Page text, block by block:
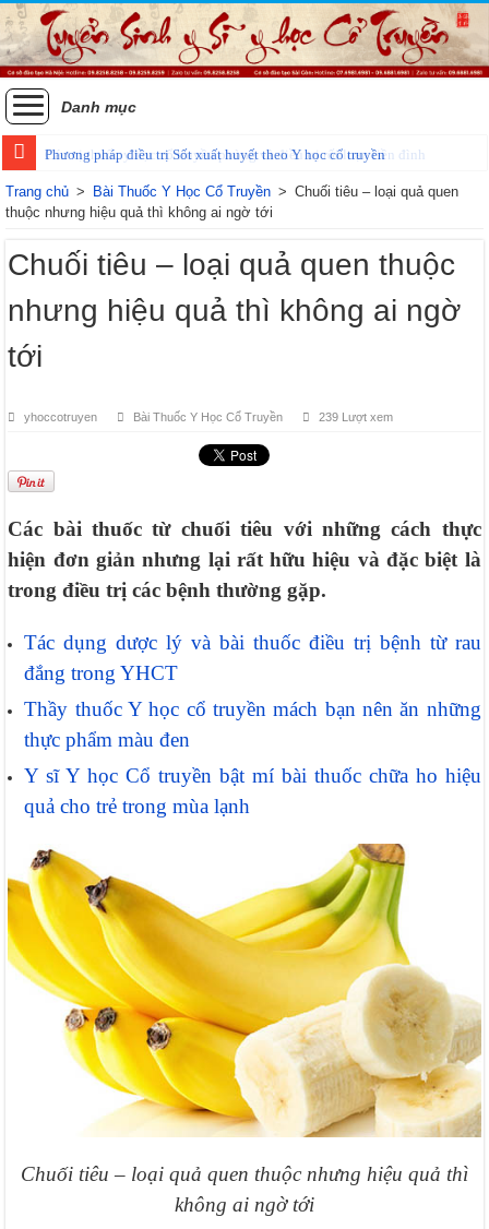
Danh mục
Phương pháp điều trị Sốt xuất huyết theo Y học cổ truyền
Trang chủ > Bài Thuốc Y Học Cổ Truyền > Chuối tiêu – loại quả quen
thuộc nhưng hiệu quả thì không ai ngờ tới
Chuối tiêu – loại quả quen thuộc
nhưng hiệu quả thì không ai ngờ
tới
yhoccotruyen Bài Thuốc Y Học Cổ Truyền 239 Lượt xem
Các bài thuốc từ chuối tiêu với những cách thực
hiện đơn giản nhưng lại rất hữu hiệu và đặc biệt là
trong điều trị các bệnh thường gặp.
Tác dụng dược lý và bài thuốc điều trị bệnh từ rau
đắng trong YHCT
Thầy thuốc Y học cổ truyền mách bạn nên ăn những
thực phẩm màu đen
Y sĩ Y học Cổ truyền bật mí bài thuốc chữa ho hiệu
quả cho trẻ trong mùa lạnh
Chuối tiêu – loại quả quen thuộc nhưng hiệu quả thì
không ai ngờ tới